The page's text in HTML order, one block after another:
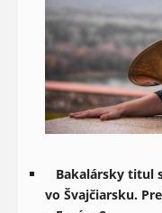
Bakalársky titul
vo Švajčiarsku.